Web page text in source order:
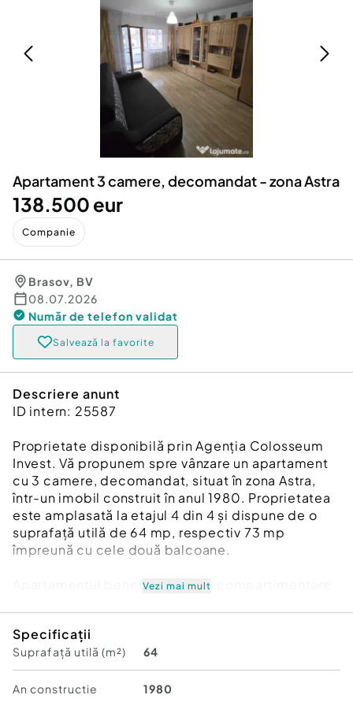
Animale de companie
Afaceri și echipamente profesionale
Inchiriere Bunuri si Vehicule
Utilaje agricole si industriale
Piese auto si accesorii
Dacia Duster
Apartament 3 camere, decomandat - zona Astra
138.500 eur
Companie
Brasov, BV
08.07.2026
Număr de telefon validat
Salvează la favorite
Descriere anunt
ID intern: 25587
Proprietate disponibilă prin Agenția Colosseum
Invest. Vă propunem spre vânzare un apartament
cu 3 camere, decomandat, situat în zona Astra,
într-un imobil construit în anul 1980. Proprietatea
este amplasată la etajul 4 din 4 și dispune de o
suprafață utilă de 64 mp, respectiv 73 mp
împreună cu cele două balcoane.
Apartamentul beneficiază de o compartimentare
principală cu cadă și baie de serviciu), două
balcoane închise cu tâmplărie termopan și spații
suplimentare de depozitare. Locuința este
luminoasă și aerisită, având vedere pe două părți,
Vezi mai mult
Specificații
Suprafață utilă (m²) 64
An constructie 1980